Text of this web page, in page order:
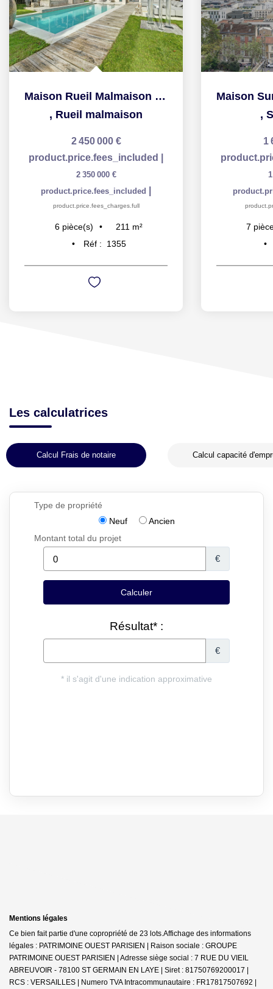
Maison Rueil Malmaison 6 pièce(s) 200 m2
, Rueil malmaison
2 450 000 €
product.price.fees_included
2 350 000 €
product.price.fees_included
product.price.fees_charges.full
6 pièce(s) 211 m²
Réf :
1355
,
1
7
Les calculatrices
Calcul Frais de notaire Calcul capacité
Mentions légales
Ce bien fait partie d'une copropriété de 23 lots.Affichage des informations
légales : PATRIMOINE OUEST PARISIEN | Raison sociale : GROUPE
PATRIMOINE OUEST PARISIEN | Adresse siège social : 7 RUE DU VIEIL
ABREUVOIR - 78100 ST GERMAIN EN LAYE | Siret : 81750769200017 |
RCS : VERSAILLES | Numero TVA Intracommunautaire : FR17817507692 |